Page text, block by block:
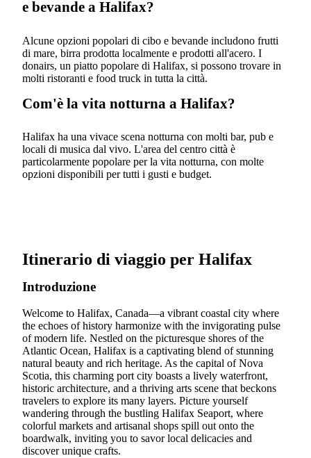
e bevande a Halifax?
Alcune opzioni popolari di cibo e bevande includono frutti
di mare, birra prodotta localmente e prodotti all'acero. I
donairs, un piatto popolare di Halifax, si possono trovare in
molti ristoranti e food truck in tutta la città.
Com'è la vita notturna a Halifax?
Halifax ha una vivace scena notturna con molti bar, pub e
locali di musica dal vivo. L'area del centro città è
particolarmente popolare per la vita notturna, con molte
opzioni disponibili per tutti i gusti e budget.
Itinerario di viaggio per Halifax
Introduzione
Welcome to Halifax, Canada—a vibrant coastal city where
the echoes of history harmonize with the invigorating pulse
of modern life. Nestled on the picturesque shores of the
Atlantic Ocean, Halifax is a captivating blend of stunning
natural beauty and rich heritage. As the capital of Nova
Scotia, this charming port city boasts a lively waterfront,
historic architecture, and a thriving arts scene that beckons
travelers to explore its many layers. Picture yourself
wandering through the bustling Halifax Seaport, where
colorful markets and artisanal shops spill out onto the
boardwalk, inviting you to savor local delicacies and
discover unique crafts.